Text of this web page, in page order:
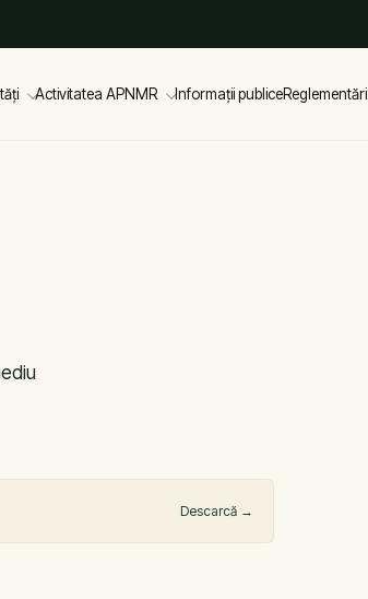
Activitatea APNMR Informații publiceReglementări
Descarcă →